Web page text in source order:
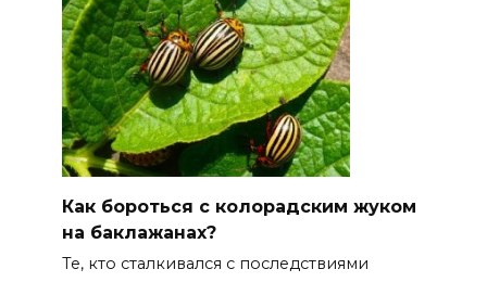
Как бороться с колорадским жуком
на баклажанах?
Те, кто сталкивался с последствиями